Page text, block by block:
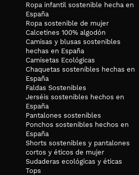
Ropa infantil sostenible hecha en
España
Ropa sostenible de mujer
Calcetines 100% algodón
Camisas y blusas sostenibles
hechas en España
Camisetas Ecológicas
Chaquetas sostenibles hechas en
España
Faldas Sostenibles
Jerséis sostenibles hechos en
España
Pantalones sostenibles
Ponchos sostenibles hechos en
España
Shorts sostenibles y pantalones
cortos y éticos de mujer
Sudaderas ecológicas y éticas
Tops